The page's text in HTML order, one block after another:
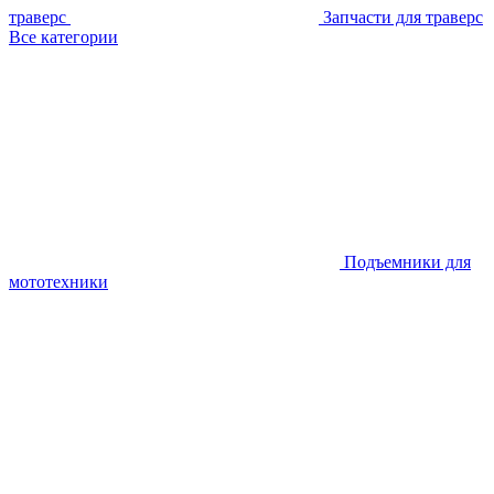
траверс
Запчасти для траверс
Все категории
Подъемники для
мототехники